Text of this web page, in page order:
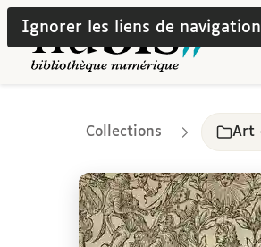
Ignorer les liens de navigation
Collections